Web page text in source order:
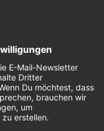
9D (208,064 MHz).
über